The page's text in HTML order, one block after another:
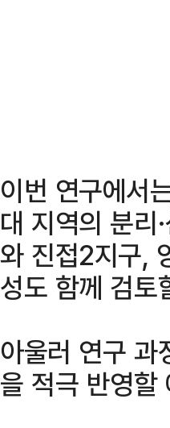
이번 연구에서
대 지역의 분리
와 진접2지구,
성도 함께 검토
아울러 연구 과
을 적극 반영할